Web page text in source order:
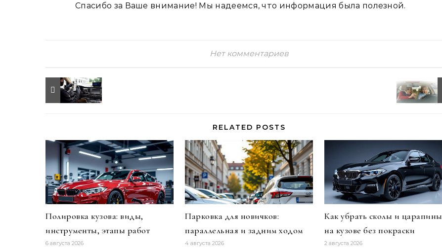
Спасибо за Ваше внимание! Мы надеемся, что информация была полезной.
Нет комментариев
RELATED POSTS
Полировка кузова: виды,
инструменты, этапы работ
6 августа 2026
Парковка для новичков:
параллельная и задним ходом
4 августа 2026
Как убрать сколы и царапины
на кузове без покраски
2 августа 2026